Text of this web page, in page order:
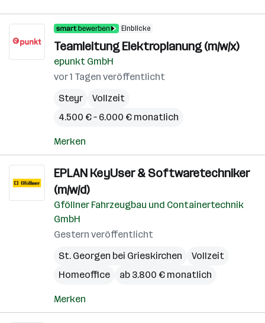
Einblicke
Teamleitung Elektroplanung (m/w/x)
epunkt GmbH
vor 1 Tagen veröffentlicht
Steyr
Vollzeit
4.500 € – 6.000 € monatlich
Merken
EPLAN KeyUser & Softwaretechniker
(m/w/d)
Gföllner Fahrzeugbau und Containertechnik
GmbH
Gestern veröffentlicht
St. Georgen bei Grieskirchen
Vollzeit
Homeoffice
ab 3.800 € monatlich
Merken